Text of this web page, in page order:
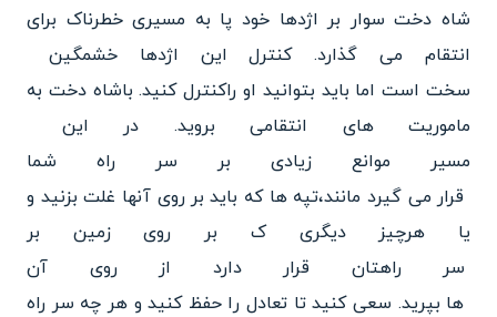
شاه دخت سوار بر اژدها خود پا به مسیری خطرناک برای
انتقام می گذارد. کنترل این اژدها خشمگین
سخت است اما باید بتوانید او راکنترل کنید. باشاه دخت به
ماموریت های انتقامی بروید. در این
مسیر موانع زیادی بر سر راه شما
قرار می گیرد مانند،تپه ها که باید بر روی آنها غلت بزنید و
یا هرچیز دیگری ک بر روی زمین بر
سر راهتان قرار دارد از روی آن
ها بپرید. سعی کنید تا تعادل ر ا حفظ کنید و هر چه سر راه